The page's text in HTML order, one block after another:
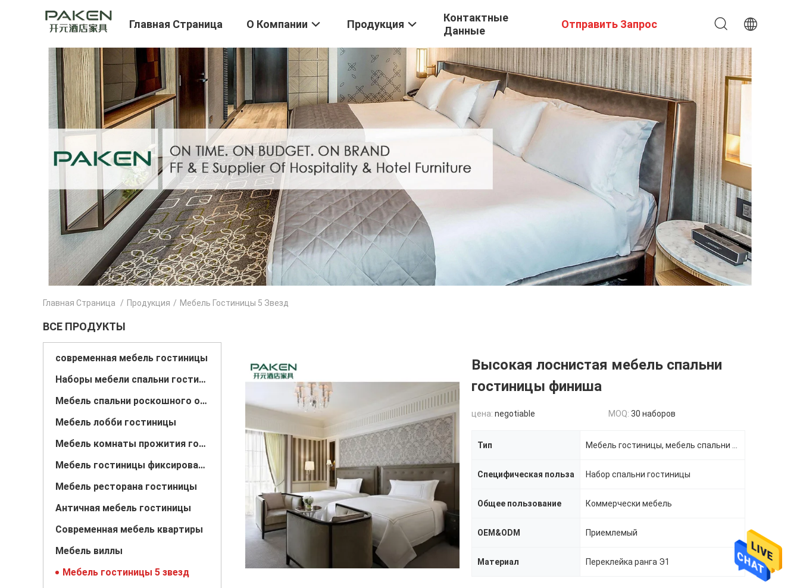
Главная Страница О Компании Продукция
Контактные
Данные
Отправить Запрос
Главная Страница / Продукция / Мебель Гостиницы 5 Звезд
ВСЕ ПРОДУКТЫ
современная мебель гостиницы
Наборы мебели спальни гостиницы
Мебель спальни роскошного отеля
Мебель лобби гостиницы
Мебель комнаты прожития гостиницы
Мебель гостиницы фиксированная
Мебель ресторана гостиницы
Античная мебель гостиницы
Современная мебель квартиры
Мебель виллы
Мебель гостиницы 5 звезд
Высокая лоснистая мебель спальни
гостиницы финиша
цена: negotiable MOQ: 30 наборов
Тип
Специфическая польза Набор спальни гостиницы
Общее пользование Коммерчески мебель
OEM&ODM Приемлемый
Материал Переклейка ранга Э1